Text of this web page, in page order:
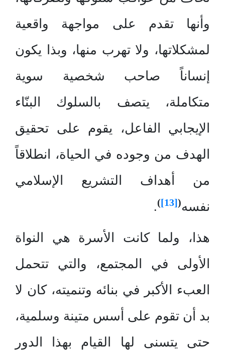
وأنها تقدم على مواجهة واقعية
لمشكلاتها، ولا تهرب منها، وبذا يكون
إنساناً صاحب شخصية سوية
متكاملة، يتصف بالسلوك البنّاء
الإيجابي الفاعل، يقوم على تحقيق
الهدف من وجوده في الحياة، انطلاقاً
من أهداف التشريع الإسلامي
نفسه(
[13]
)
.
هذا، ولما كانت الأسرة هي النواة
الأولى في المجتمع، والتي تتحمل
العبء الأكبر في بنائه وتنميته، كان لا
بد أن تقوم على أسس متينة وسلمية،
حتى يتسنى لها القيام بهذا الدور